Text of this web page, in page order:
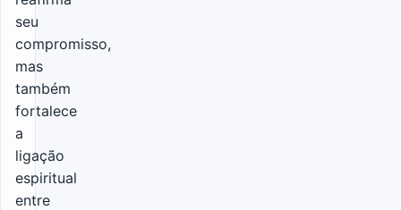
seu
compromisso,
mas
também
fortalece
a
ligação
espiritual
entre